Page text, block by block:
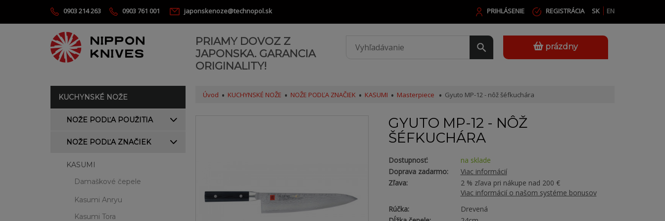
0903 214 263 0903 761 001 japonskenoze@technopol.sk SK EN
PRIHLÁSENIE REGISTRÁCIA
PRIAMY DOVOZ Z
JAPONSKA. GARANCIA
ORIGINALITY!
prázdny
KUCHYNSKÉ NOŽE
NOŽE PODĽA POUŽITIA
NOŽE PODĽA ZNAČIEK
KASUMI
Damaškové čepele
Kasumi Anryu
Kasumi Tora
Úvod KUCHYNSKÉ NOŽE NOŽE PODĽA ZNAČIEK KASUMI Masterpiece Gyuto MP-12 - nôž šéfkuchára
GYUTO MP-12 - NÔŽ
ŠÉFKUCHÁRA
Dostupnosť:
na sklade
Doprava zadarmo:
Viac informácií
Zľava:
2 % zľava pri nákupe nad 200 €
Viac informácií o našom systéme bonusov
Rúčka:
Drevená